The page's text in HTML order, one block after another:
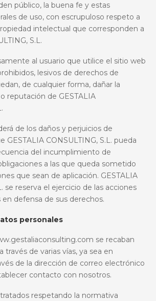
público, la buena fe y estas
de uso, con escrupuloso respeto a
intelectual que corresponden a
S.L.
al usuario que utilice el sitio web
lesivos de derechos de
de cualquier forma, dañar la
reputación de GESTALIA
de los daños y perjuicios de
GESTALIA CONSULTING, S.L. pueda
del incumplimiento de
a las que queda sometido
que sean de aplicación. GESTALIA
se reserva el ejercicio de las acciones
defensa de sus derechos.
personales
se recaban
través de varias vías, ya sea en
de la dirección de correo electrónico
contacto con nosotros.
respetando la normativa